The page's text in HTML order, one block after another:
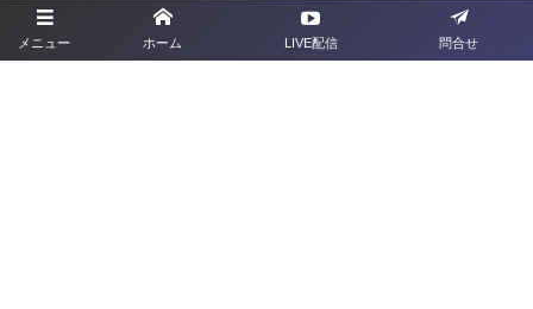
メニュー ホーム LIVE配信 問合せ